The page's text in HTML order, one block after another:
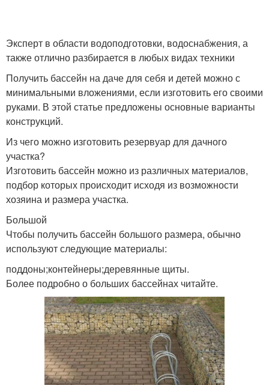
Бассейн на улице Места для бассейна
Бюджетный бассейн Летний бассейн
Каркасные бассейны Детский бассейн
Бассейны для дачи
контейнер
Эксперт в области водоподготовки, водоснабжения, а
также отлично разбирается в любых видах техники
Получить бассейн на даче для себя и детей можно с
минимальными вложениями, если изготовить его своими
руками. В этой статье предложены основные варианты
конструкций.
Из чего можно изготовить резервуар для дачного
участка?
Изготовить бассейн можно из различных материалов,
подбор которых происходит исходя из возможности
хозяина и размера участка.
Большой
Чтобы получить бассейн большого размера, обычно
используют следующие материалы:
поддоны;контейнеры;деревянные щиты.
Более подробно о больших бассейнах читайте.